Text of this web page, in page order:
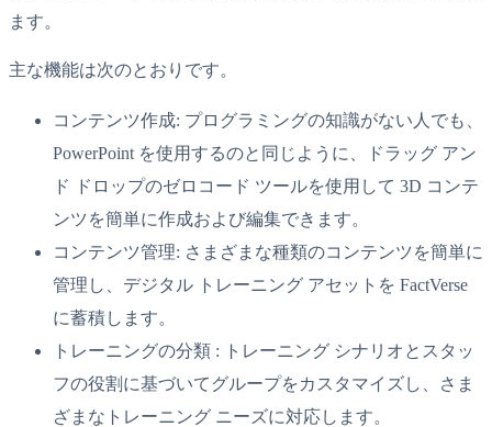
ます。
主な機能は次のとおりです。
コンテンツ作成: プログラミングの知識がない人でも、
PowerPoint を使用するのと同じように、ドラッグ アン
ド ドロップのゼロコード ツールを使用して 3D コンテ
ンツを簡単に作成および編集できます。
コンテンツ管理: さまざまな種類のコンテンツを簡単に
管理し、デジタル トレーニング アセットを FactVerse
に蓄積します。
トレーニングの分類 : トレーニング シナリオとスタッ
フの役割に基づいてグループをカスタマイズし、さま
ざまなトレーニング ニーズに対応します。